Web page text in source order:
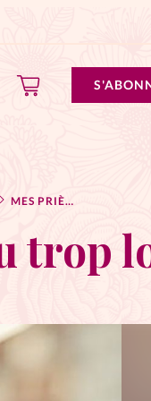
Boutique
La Pause
À propos
MES PRIÈRES: TROP COURTES OU TROP LONGUES?
trop